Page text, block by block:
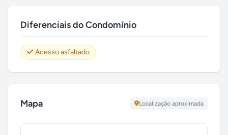
Diferenciais do Condomínio
Acesso asfaltado
Mapa Localização aproximada